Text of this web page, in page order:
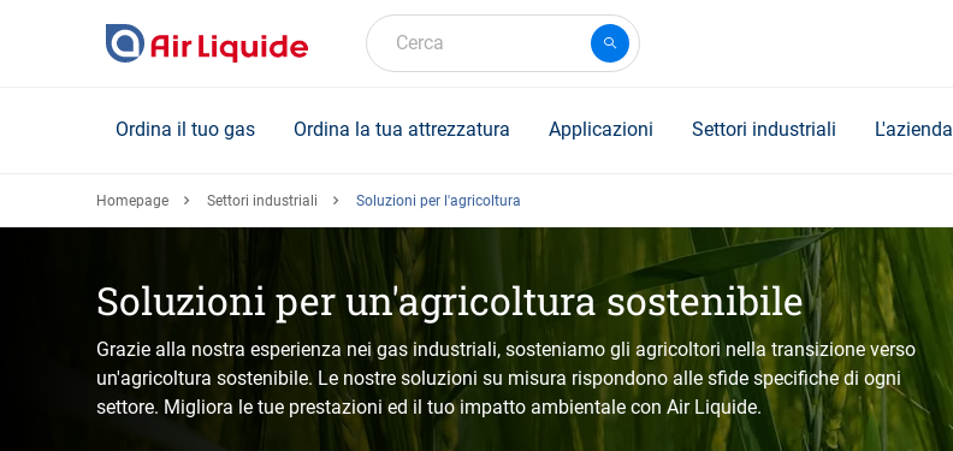
Cerca
Ordina il tuo gas Ordina la tua attrezzatura Applicazioni Settori industriali L'azienda
Homepage Settori industriali Soluzioni per l'agricoltura
Soluzioni per un'agricoltura sostenibile
Grazie alla nostra esperienza nei gas industriali, sosteniamo gli agricoltori nella transizione verso
un'agricoltura sostenibile. Le nostre soluzioni su misura rispondono alle sfide specifiche di ogni
settore. Migliora le tue prestazioni ed il tuo impatto ambientale con Air Liquide.